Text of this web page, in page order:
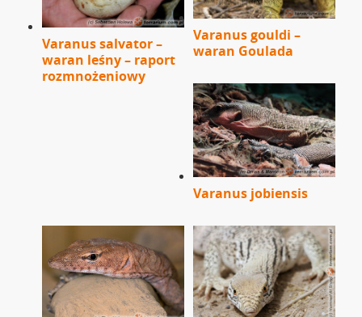
Varanus salvator –
waran leśny – raport
rozmnożeniowy
Varanus gouldi –
waran Goulada
Varanus jobiensis